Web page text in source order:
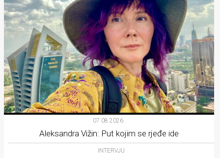
07.08.2026.
Aleksandra Vižin: Put kojim se rjeđe ide
INTERVJU